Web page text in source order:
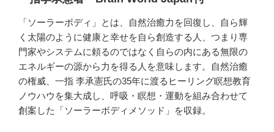
「ソーラーボディ」とは、自然治癒力を回復し、自ら輝
く太陽のように健康と幸せを自ら創造する人、つまり専
門家やシステムに頼るのではなく自らの内にある無限の
エネルギーの源から力を得る人を意味します。自然治癒
の権威、一指 李承憲氏の35年に渡るヒーリング瞑想教育
ノウハウを集大成し、呼吸・瞑想・運動を組み合わせて
創案した「ソーラーボディメソッド」を収録。